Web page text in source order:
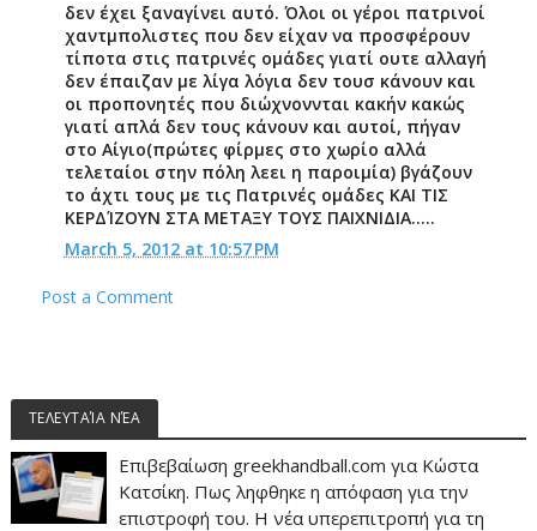
δεν έχει ξαναγίνει αυτό. Όλοι οι γέροι πατρινοί
χαντμπολιστες που δεν είχαν να προσφέρουν
τίποτα στις πατρινές ομάδες γιατί ουτε αλλαγή
δεν έπαιζαν με λίγα λόγια δεν τουσ κάνουν και
οι προπονητές που διώχνοννται κακήν κακώς
γιατί απλά δεν τους κάνουν και αυτοί, πήγαν
στο Αίγιο(πρώτες φίρμες στο χωρίο αλλά
τελεταίοι στην πόλη λεει η παροιμία) βγάζουν
το άχτι τους με τις Πατρινές ομάδες ΚΑΙ ΤΙΣ
ΚΕΡΔΊΖΟΥΝ ΣΤΑ ΜΕΤΑΞΥ ΤΟΥΣ ΠΑΙΧΝΙΔΙΑ.....
March 5, 2012 at 10:57 PM
Post a Comment
ΤΕΛΕΥΤΑΊΑ ΝΈΑ
Επιβεβαίωση greekhandball.com για Κώστα
Κατσίκη. Πως ληφθηκε η απόφαση για την
επιστροφή του. Η νέα υπερεπιτροπή για τη